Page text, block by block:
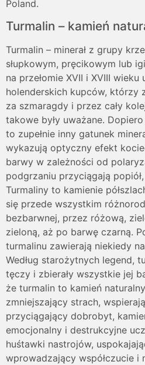
Poland.
Turmalin – kamień
Turmalin – minerał z grupy
słupkowym, pręcikowym lub
na przełomie XVII i XVIII
holenderskich kupców, którzy
za szmaragdy i przez cały
takowe były uważane.
to zupełnie inny gatunek
wykazują optyczny efekt
barwy w zależności od
podgrzaniu przyciągają
Turmaliny to kamienie
się przede wszystkim
bezbarwnej, przez różową,
zieloną, aż po barwę czarną.
turmalinu zawierają niekiedy
Według starożytnych legend,
tęczy i zbierały wszystkie jej
że turmalin to kamień
zmniejszający strach,
przyciągający dobrobyt,
emocjonalny i destrukcyjne
huśtawki nastrojów,
wprowadzający współczucie i